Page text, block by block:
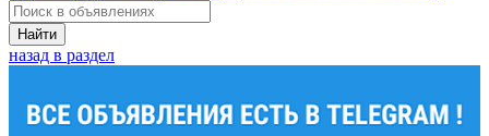
Найти
назад в раздел